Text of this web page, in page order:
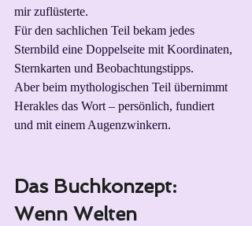
mir zuflüsterte.
Für den sachlichen Teil bekam jedes
Sternbild eine Doppelseite mit Koordinaten,
Sternkarten und Beobachtungstipps.
Aber beim mythologischen Teil übernimmt
Herakles das Wort – persönlich, fundiert
und mit einem Augenzwinkern.
Das Buchkonzept:
Wenn Welten